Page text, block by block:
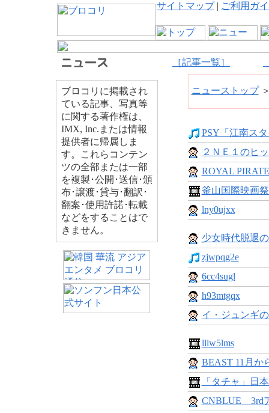
サイトマップ| ご利用ガ
［記事一覧］
ブロコリに掲載され
ている記事、写真等
に関する著作権は、
IMX, Inc.または情報
提供者に帰属しま
す。これらコンテン
ツの全部または一部
を複製･公開･送信･頒
布･譲渡･貸与･翻訳･
翻案･使用許諾･転載
などをすることはで
きません。
ニューストップ
PSY「江南ス
２ＮＥ１のヒ
ROYAL
釜山国際映画
lny0ujxx
少女時代脱退
zjwpqg2e
6cc4sugl
h93mtgqx
イ・ジュンギ
lllw5lms
BEAST 11月か
「タチャ」日
CNBLUE 3rd